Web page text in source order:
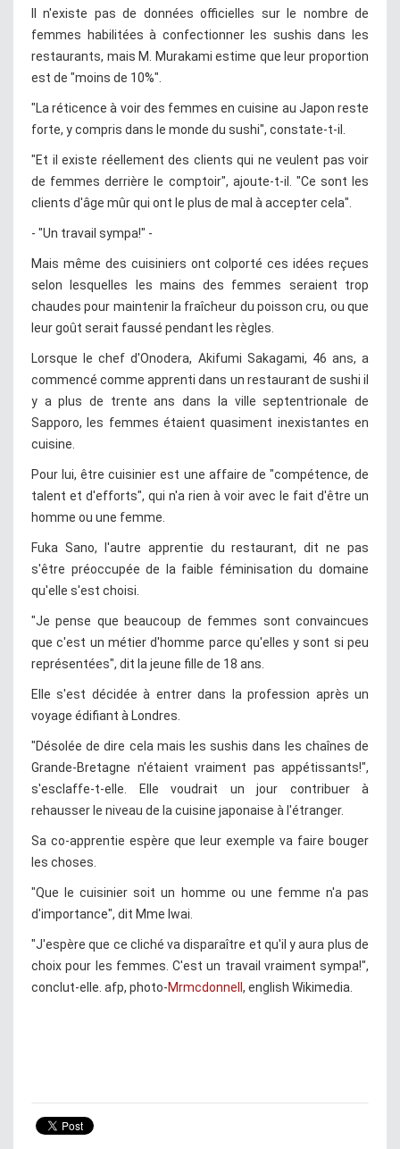
Il n'existe pas de données officielles sur le nombre de
femmes habilitées à confectionner les sushis dans les
restaurants, mais M. Murakami estime que leur proportion
est de "moins de 10%".
"La réticence à voir des femmes en cuisine au Japon reste
forte, y compris dans le monde du sushi", constate-t-il.
"Et il existe réellement des clients qui ne veulent pas voir
de femmes derrière le comptoir", ajoute-t-il. "Ce sont les
clients d'âge mûr qui ont le plus de mal à accepter cela".
- "Un travail sympa!" -
Mais même des cuisiniers ont colporté ces idées reçues
selon lesquelles les mains des femmes seraient trop
chaudes pour maintenir la fraîcheur du poisson cru, ou que
leur goût serait faussé pendant les règles.
Lorsque le chef d'Onodera, Akifumi Sakagami, 46 ans, a
commencé comme apprenti dans un restaurant de sushi il
y a plus de trente ans dans la ville septentrionale de
Sapporo, les femmes étaient quasiment inexistantes en
cuisine.
Pour lui, être cuisinier est une affaire de "compétence, de
talent et d'efforts", qui n'a rien à voir avec le fait d'être un
homme ou une femme.
Fuka Sano, l'autre apprentie du restaurant, dit ne pas
s'être préoccupée de la faible féminisation du domaine
qu'elle s'est choisi.
"Je pense que beaucoup de femmes sont convaincues
que c'est un métier d'homme parce qu'elles y sont si peu
représentées", dit la jeune fille de 18 ans.
Elle s'est décidée à entrer dans la profession après un
voyage édifiant à Londres.
"Désolée de dire cela mais les sushis dans les chaînes de
Grande-Bretagne n'étaient vraiment pas appétissants!",
s'esclaffe-t-elle. Elle voudrait un jour contribuer à
rehausser le niveau de la cuisine japonaise à l'étranger.
Sa co-apprentie espère que leur exemple va faire bouger
les choses.
"Que le cuisinier soit un homme ou une femme n'a pas
d'importance", dit Mme Iwai.
"J'espère que ce cliché va disparaître et qu'il y aura plus de
choix pour les femmes. C'est un travail vraiment sympa!",
conclut-elle. afp, photo-Mrmcdonnell , english Wikimedia.